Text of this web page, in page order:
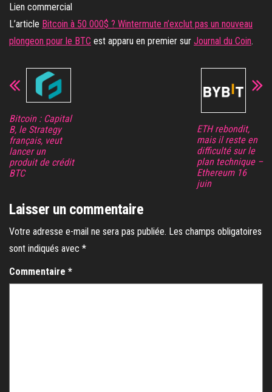
Lien commercial
L’article Bitcoin à 50 000$ ? Wintermute n’exclut pas un nouveau
plongeon pour le BTC est apparu en premier sur Journal du Coin.
Bitcoin : Capital
B, le Strategy
français, veut
lancer un
produit de crédit
BTC
ETH rebondit,
mais il reste en
difficulté sur le
plan technique –
Ethereum 16
juin
Laisser un commentaire
Votre adresse e-mail ne sera pas publiée. Les champs obligatoires
sont indiqués avec *
Commentaire *